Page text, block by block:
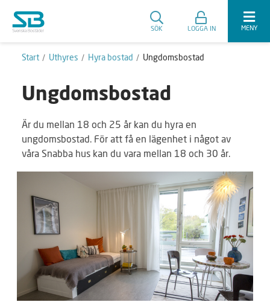
SÖK LOGGA IN MENY
Start Uthyres Hyra bostad Ungdomsbostad
Ungdomsbostad
Är du mellan 18 och 25 år kan du hyra en
ungdomsbostad. För att få en lägenhet i något av
våra Snabba hus kan du vara mellan 18 och 30 år.